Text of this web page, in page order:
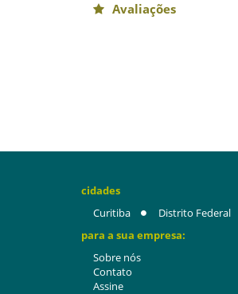
Avaliações
cidades
Curitiba
Distrito Federal
para a sua empresa:
Sobre nós
Contato
Assine